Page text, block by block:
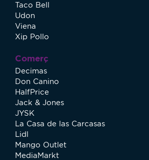
Taco Bell
Udon
Viena
Xip Pollo
Comerç
Decimas
Don Canino
HalfPrice
Jack & Jones
JYSK
La Casa de las Carcasas
Lidl
Mango Outlet
MediaMarkt